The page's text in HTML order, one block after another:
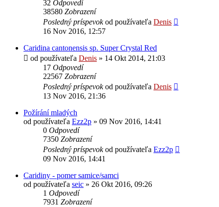
32 Odpovedí
38580 Zobrazení
Posledný príspevokod používateľa Denis
16 Nov 2016, 12:57
Caridina cantonensis sp. Super Crystal Red
od používateľa Denis » 14 Okt 2014, 21:03
17 Odpovedí
22567 Zobrazení
Posledný príspevokod používateľa Denis
13 Nov 2016, 21:36
Požírání mladých
od používateľa Ezz2p » 09 Nov 2016, 14:41
0 Odpovedí
7350 Zobrazení
Posledný príspevokod používateľa Ezz2p
09 Nov 2016, 14:41
Caridiny - pomer samice/samci
od používateľa seic » 26 Okt 2016, 09:26
1 Odpovedí
7931 Zobrazení